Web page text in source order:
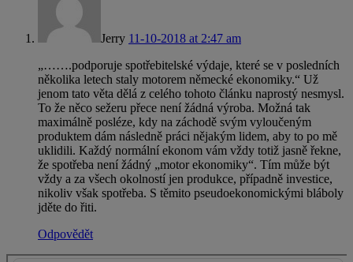
Jerry 11-10-2018 at 2:47 am
„…….podporuje spotřebitelské výdaje, které se v posledních
několika letech staly motorem německé ekonomiky.“ Už
jenom tato věta dělá z celého tohoto článku naprostý nesmysl.
To že něco sežeru přece není žádná výroba. Možná tak
maximálně posléze, kdy na záchodě svým vyloučeným
produktem dám následně práci nějakým lidem, aby to po mě
uklidili. Každý normální ekonom vám vždy totiž jasně řekne,
že spotřeba není žádný „motor ekonomiky“. Tím může být
vždy a za všech okolností jen produkce, případně investice,
nikoliv však spotřeba. S těmito pseudoekonomickými bláboly
jděte do řiti.
Odpovědět